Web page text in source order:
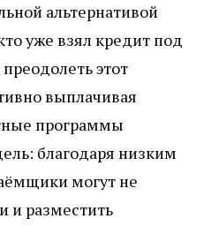
альтернативой
уже взял кредит под
этот
выплачивая
программы
благодаря низким
могут не
и разместить